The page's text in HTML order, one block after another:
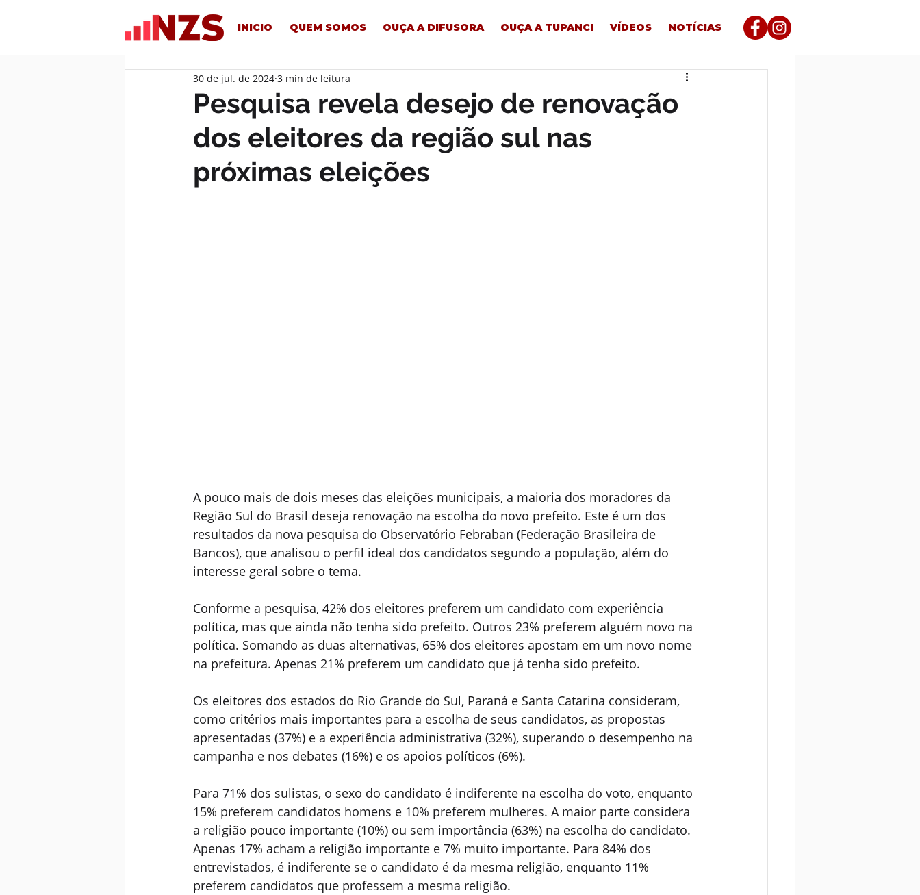
INICIO QUEM SOMOS OUÇA A DIFUSORA OUÇA A TUPANCI VÍDEOS NOTÍCIAS
Pesquisa revela desejo de renovação
dos eleitores da região sul nas
próximas eleições
30 de jul. de 2024 3 min de leitura
A pouco mais de dois meses das eleições municipais, a maioria dos moradores da
Região Sul do Brasil deseja renovação na escolha do novo prefeito. Este é um dos
resultados da nova pesquisa do Observatório Febraban (Federação Brasileira de
Bancos), que analisou o perfil ideal dos candidatos segundo a população, além do
interesse geral sobre o tema.
Conforme a pesquisa, 42% dos eleitores preferem um candidato com experiência
política, mas que ainda não tenha sido prefeito. Outros 23% preferem alguém novo na
política. Somando as duas alternativas, 65% dos eleitores apostam em um novo nome
na prefeitura. Apenas 21% preferem um candidato que já tenha sido prefeito.
Os eleitores dos estados do Rio Grande do Sul, Paraná e Santa Catarina consideram,
como critérios mais importantes para a escolha de seus candidatos, as propostas
apresentadas (37%) e a experiência administrativa (32%), superando o desempenho na
campanha e nos debates (16%) e os apoios políticos (6%).
Para 71% dos sulistas, o sexo do candidato é indiferente na escolha do voto, enquanto
15% preferem candidatos homens e 10% preferem mulheres. A maior parte considera
a religião pouco importante (10%) ou sem importância (63%) na escolha do candidato.
Apenas 17% acham a religião importante e 7% muito importante. Para 84% dos
entrevistados, é indiferente se o candidato é da mesma religião, enquanto 11%
preferem candidatos que professem a mesma religião.